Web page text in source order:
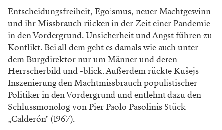
Entscheidungsfreiheit, Egoismus, neuer Machtgewinn
und ihr Missbrauch rücken in der Zeit einer Pandemie
in den Vordergrund. Unsicherheit und Angst führen zu
Konflikt. Bei all dem geht es damals wie auch unter
dem Burgdirektor nur um Männer und deren
Herrscherbild und -blick. Außerdem rückte Kušejs
Inszenierung den Machtmissbrauch populistischer
Politiker in den Vordergrund und entlehnt dazu den
Schlussmonolog von Pier Paolo Pasolinis Stück
„Calderón" (1967).